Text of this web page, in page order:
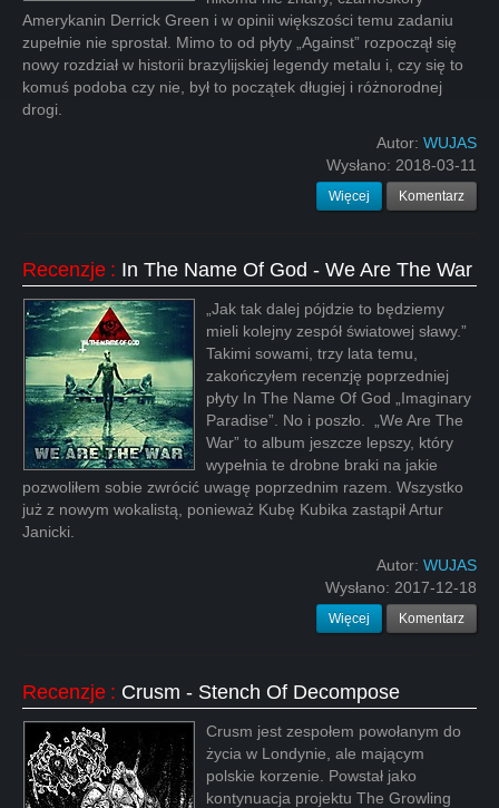
Amerykanin Derrick Green i w opinii większości temu zadaniu
zupełnie nie sprostał. Mimo to od płyty „Against” rozpoczął się
nowy rozdział w historii brazylijskiej legendy metalu i, czy się to
komuś podoba czy nie, był to początek długiej i różnorodnej
drogi.
Autor: WUJAS
Wysłano: 2018-03-11
Więcej Komentarz
Recenzje : In The Name Of God - We Are The War
„Jak tak dalej pójdzie to będziemy
mieli kolejny zespół światowej sławy.”
Takimi sowami, trzy lata temu,
zakończyłem recenzję poprzedniej
płyty In The Name Of God „Imaginary
Paradise”. No i poszło. „We Are The
War” to album jeszcze lepszy, który
wypełnia te drobne braki na jakie
pozwoliłem sobie zwrócić uwagę poprzednim razem. Wszystko
już z nowym wokalistą, ponieważ Kubę Kubika zastąpił Artur
Janicki.
Autor: WUJAS
Wysłano: 2017-12-18
Więcej Komentarz
Recenzje : Crusm - Stench Of Decompose
Crusm jest zespołem powołanym do
życia w Londynie, ale mającym
polskie korzenie. Powstał jako
kontynuacja projektu The Growling